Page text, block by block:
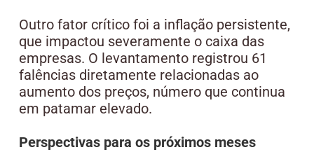
Outro fator crítico foi a inflação persistente,
que impactou severamente o caixa das
empresas. O levantamento registrou 61
falências diretamente relacionadas ao
aumento dos preços, número que continua
em patamar elevado.
Perspectivas para os próximos meses